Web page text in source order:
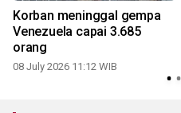
Korban meninggal gempa
Venezuela capai 3.685
orang
08 July 2026 11:12 WIB